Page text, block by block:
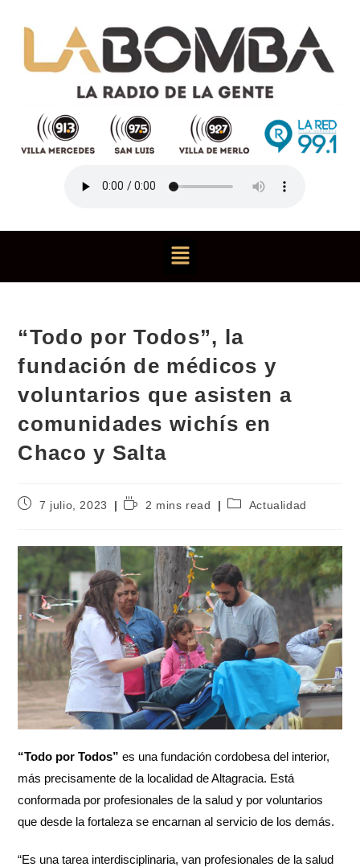
“Todo por Todos”, la
fundación de médicos y
voluntarios que asisten a
comunidades wichís en
Chaco y Salta
7 julio, 2023 2 mins read Actualidad
“Todo por Todos”es una fundación cordobesa del interior,
más precisamente de la localidad de Altagracia. Está
conformada por profesionales de la salud y por voluntarios
que desde la fortaleza se encarnan al servicio de los demás.
“Es una tarea interdisciplinaria, van profesionales de la salud